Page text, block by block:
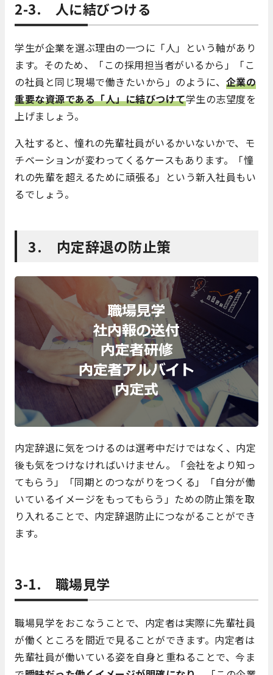
2-3. 人に結びつける
学生が企業を選ぶ理由の一つに「人」という軸があり
ます。そのため、「この採用担当者がいるから」「こ
の社員と同じ現場で働きたいから」のように、 企業の
重要な資源である「人」に結びつけて学生の志望度を
上げましょう。
入社すると、憧れの先輩社員がいるかいないかで、モ
チベーションが変わってくるケースもあります。「憧
れの先輩を超えるために頑張る」という新入社員もい
るでしょう。
3. 内定辞退の防止策
内定辞退に気をつけるのは選考中だけではなく、内定
後も気をつけなければいけません。「会社をより知っ
てもらう」「同期とのつながりをつくる」「自分が働
いているイメージをもってもらう」ための防止策を取
り入れることで、内定辞退防止につながることができ
ます。
3-1. 職場見学
職場見学をおこなうことで、内定者は実際に先輩社員
が働くところを間近で見ることができます。内定者は
先輩社員が働いている姿を自身と重ねることで、今ま